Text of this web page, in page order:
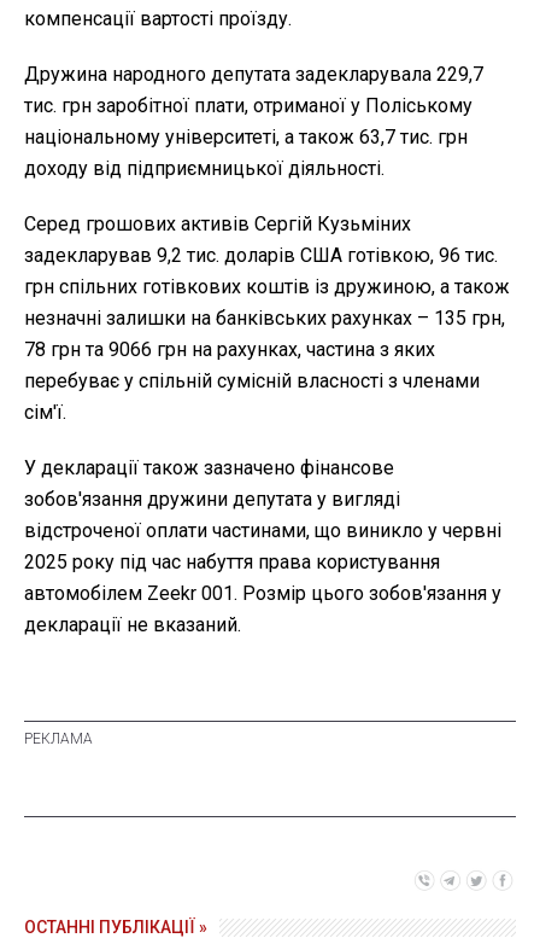
компенсації вартості проїзду.
Дружина народного депутата задекларувала 229,7
тис. грн заробітної плати, отриманої у Поліському
національному університеті, а також 63,7 тис. грн
доходу від підприємницької діяльності.
Серед грошових активів Сергій Кузьміних
задекларував 9,2 тис. доларів США готівкою, 96 тис.
грн спільних готівкових коштів із дружиною, а також
незначні залишки на банківських рахунках – 135 грн,
78 грн та 9066 грн на рахунках, частина з яких
перебуває у спільній сумісній власності з членами
сім'ї.
У декларації також зазначено фінансове
зобов'язання дружини депутата у вигляді
відстроченої оплати частинами, що виникло у червні
2025 року під час набуття права користування
автомобілем Zeekr 001. Розмір цього зобов'язання у
декларації не вказаний.
ОСТАННІ ПУБЛІКАЦІЇ »